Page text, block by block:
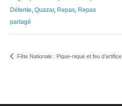
Détente, Quazar, Repas, Repas
partagé
Fête Nationale : Pique-nique et feu d’artifice